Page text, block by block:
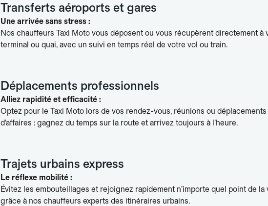
Transferts aéroports et gares
Une arrivée sans stress :
Nos chauffeurs Taxi Moto vous déposent ou vous récupèrent directement à
terminal ou quai, avec un suivi en temps réel de votre vol ou train.
Déplacements professionnels
Alliez rapidité et efficacité :
Optez pour le Taxi Moto lors de vos rendez-vous, réunions ou déplacements
d’affaires : gagnez du temps sur la route et arrivez toujours à l’heure.
Trajets urbains express
Le réflexe mobilité :
Évitez les embouteillages et rejoignez rapidement n’importe quel point de la
grâce à nos chauffeurs experts des itinéraires urbains.